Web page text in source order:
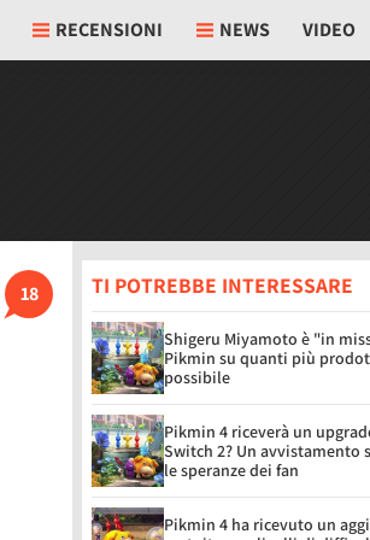
RECENSIONI NEWS VIDEO
18 TI POTREBBE INTERESSARE
Shigeru Miyamoto è "in
Pikmin su quanti più
possibile
Pikmin 4 riceverà un
Switch 2? Un avvistamento
le speranze dei fan
Pikmin 4 ha ricevuto un